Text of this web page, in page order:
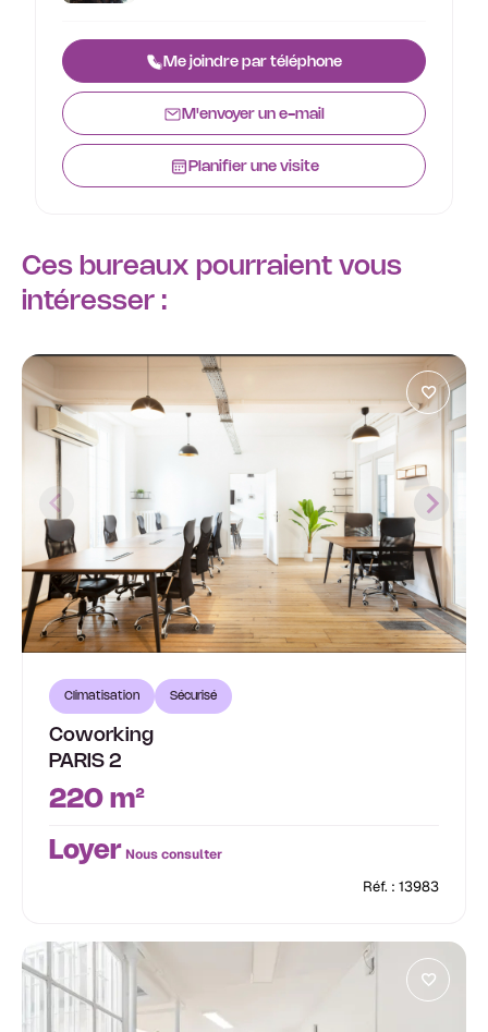
Me joindre par téléphone
M'envoyer un e-mail
Planifier une visite
Ces bureaux pourraient vous
intéresser :
Climatisation Sécurisé
Coworking
PARIS 2
220 m²
Loyer Nous consulter
Réf. : 13983